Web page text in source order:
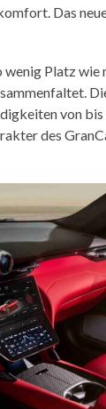
Das
Platz wie
von
des